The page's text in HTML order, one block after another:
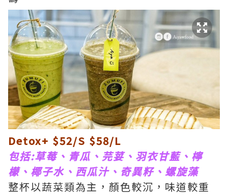
Detox+ $52/S $58/L
包括:草莓、青瓜、芫荽、羽衣甘藍、檸
檬、椰子水、西瓜汁、奇異籽、螺旋藻
整杯以蔬菜類為主，顏色較沉，味道較重